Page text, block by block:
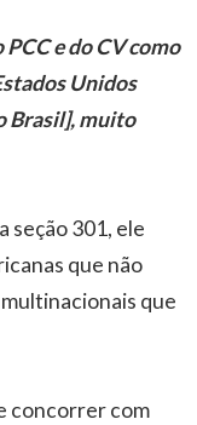
e do CV como
Unidos
Brasil], muito
seção 301, ele
que não
que
concorrer com